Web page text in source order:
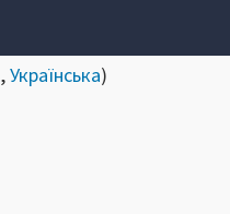
,Українська)